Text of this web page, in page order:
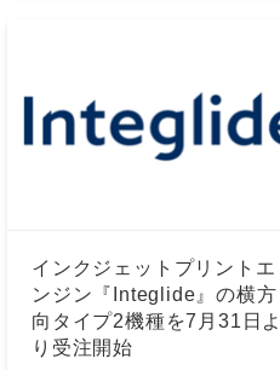
インクジェットプリントエ
ンジン『Integlide』の横方
向タイプ2機種を7月31日よ
り受注開始